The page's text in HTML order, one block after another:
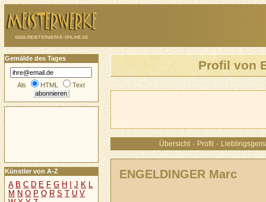
Profil von
Übersicht · Profil ·
ENGELDINGER Marc
Gemälde des Tages
Als HTML Text
Künstler von A-Z
A B C D E F G H J K L
M N O P Q R S T U V